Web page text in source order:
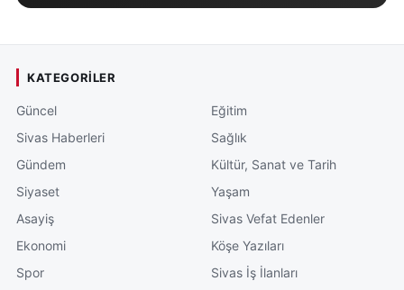
KATEGORILER
Güncel
Sivas Haberleri
Gündem
Siyaset
Asayiş
Ekonomi
Spor
Eğitim
Sağlık
Kültür, Sanat ve Tarih
Yaşam
Sivas Vefat Edenler
Köşe Yazıları
Sivas İş İlanları